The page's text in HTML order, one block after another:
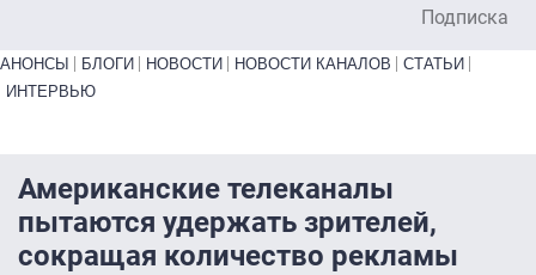
Подписка
Primary links bottom
АНОНСЫ БЛОГИ НОВОСТИ НОВОСТИ КАНАЛОВ
СТАТЬИ
ИНТЕРВЬЮ
Американские телеканалы
пытаются удержать зрителей,
сокращая количество рекламы